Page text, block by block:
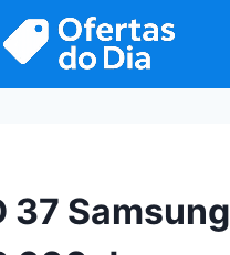
37 Samsung